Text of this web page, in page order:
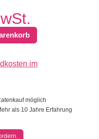
im
möglich
als 10 Jahre Erfahrung